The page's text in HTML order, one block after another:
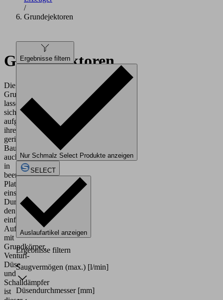
/
Grundejektoren
Grundejektoren
Die
Grundejektoren
lassen
sich
aufgrund
ihrer
geringen
Baugröße
auch
in
beengten
Platzverhältnissen
einsetzen.
Durch
den
einfachen
Aufbau
mit
Grundkörper,
Venturi-
Düse
und
Schalldämpfer
ist
Ergebnisse filtern
Nur Schmalz Select Produkte anzeigen
SELECT
Auslaufartikel anzeigen
Ergebnisse filtern
Saugvermögen (max.) [l/min]
Düsendurchmesser [mm]